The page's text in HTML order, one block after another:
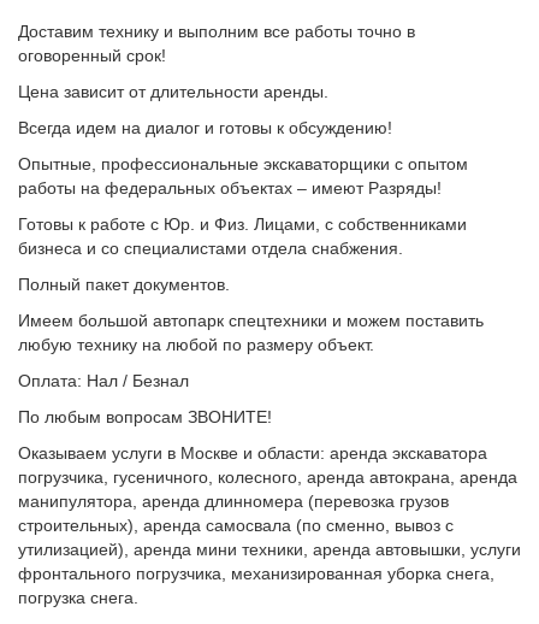
Доставим технику и выполним все работы точно в
оговоренный срок!
Цена зависит от длительности аренды.
Всегда идем на диалог и готовы к обсуждению!
Опытные, профессиональные экскаваторщики с опытом
работы на федеральных объектах – имеют Разряды!
Готовы к работе с Юр. и Физ. Лицами, с собственниками
бизнеса и со специалистами отдела снабжения.
Полный пакет документов.
Имеем большой автопарк спецтехники и можем поставить
любую технику на любой по размеру объект.
Оплата: Нал / Безнал
По любым вопросам ЗВОНИТЕ!
Оказываем услуги в Москве и области: аренда экскаватора
погрузчика, гусеничного, колесного, аренда автокрана, аренда
манипулятора, аренда длинномера (перевозка грузов
строительных), аренда самосвала (по сменно, вывоз с
утилизацией), аренда мини техники, аренда автовышки, услуги
фронтального погрузчика, механизированная уборка снега,
погрузка снега.